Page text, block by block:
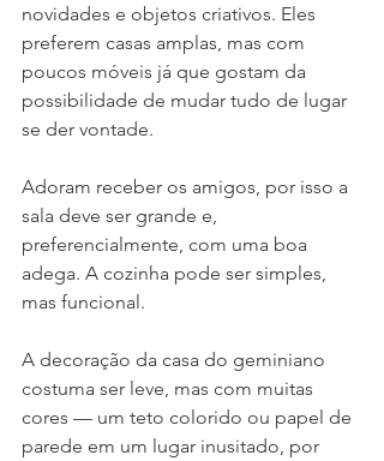
novidades e objetos criativos. Eles
preferem casas amplas, mas com
poucos móveis já que gostam da
possibilidade de mudar tudo de lugar
se der vontade.
Adoram receber os amigos, por isso a
sala deve ser grande e,
preferencialmente, com uma boa
adega. A cozinha pode ser simples,
mas funcional.
A decoração da casa do geminiano
costuma ser leve, mas com muitas
cores — um teto colorido ou papel de
parede em um lugar inusitado, por